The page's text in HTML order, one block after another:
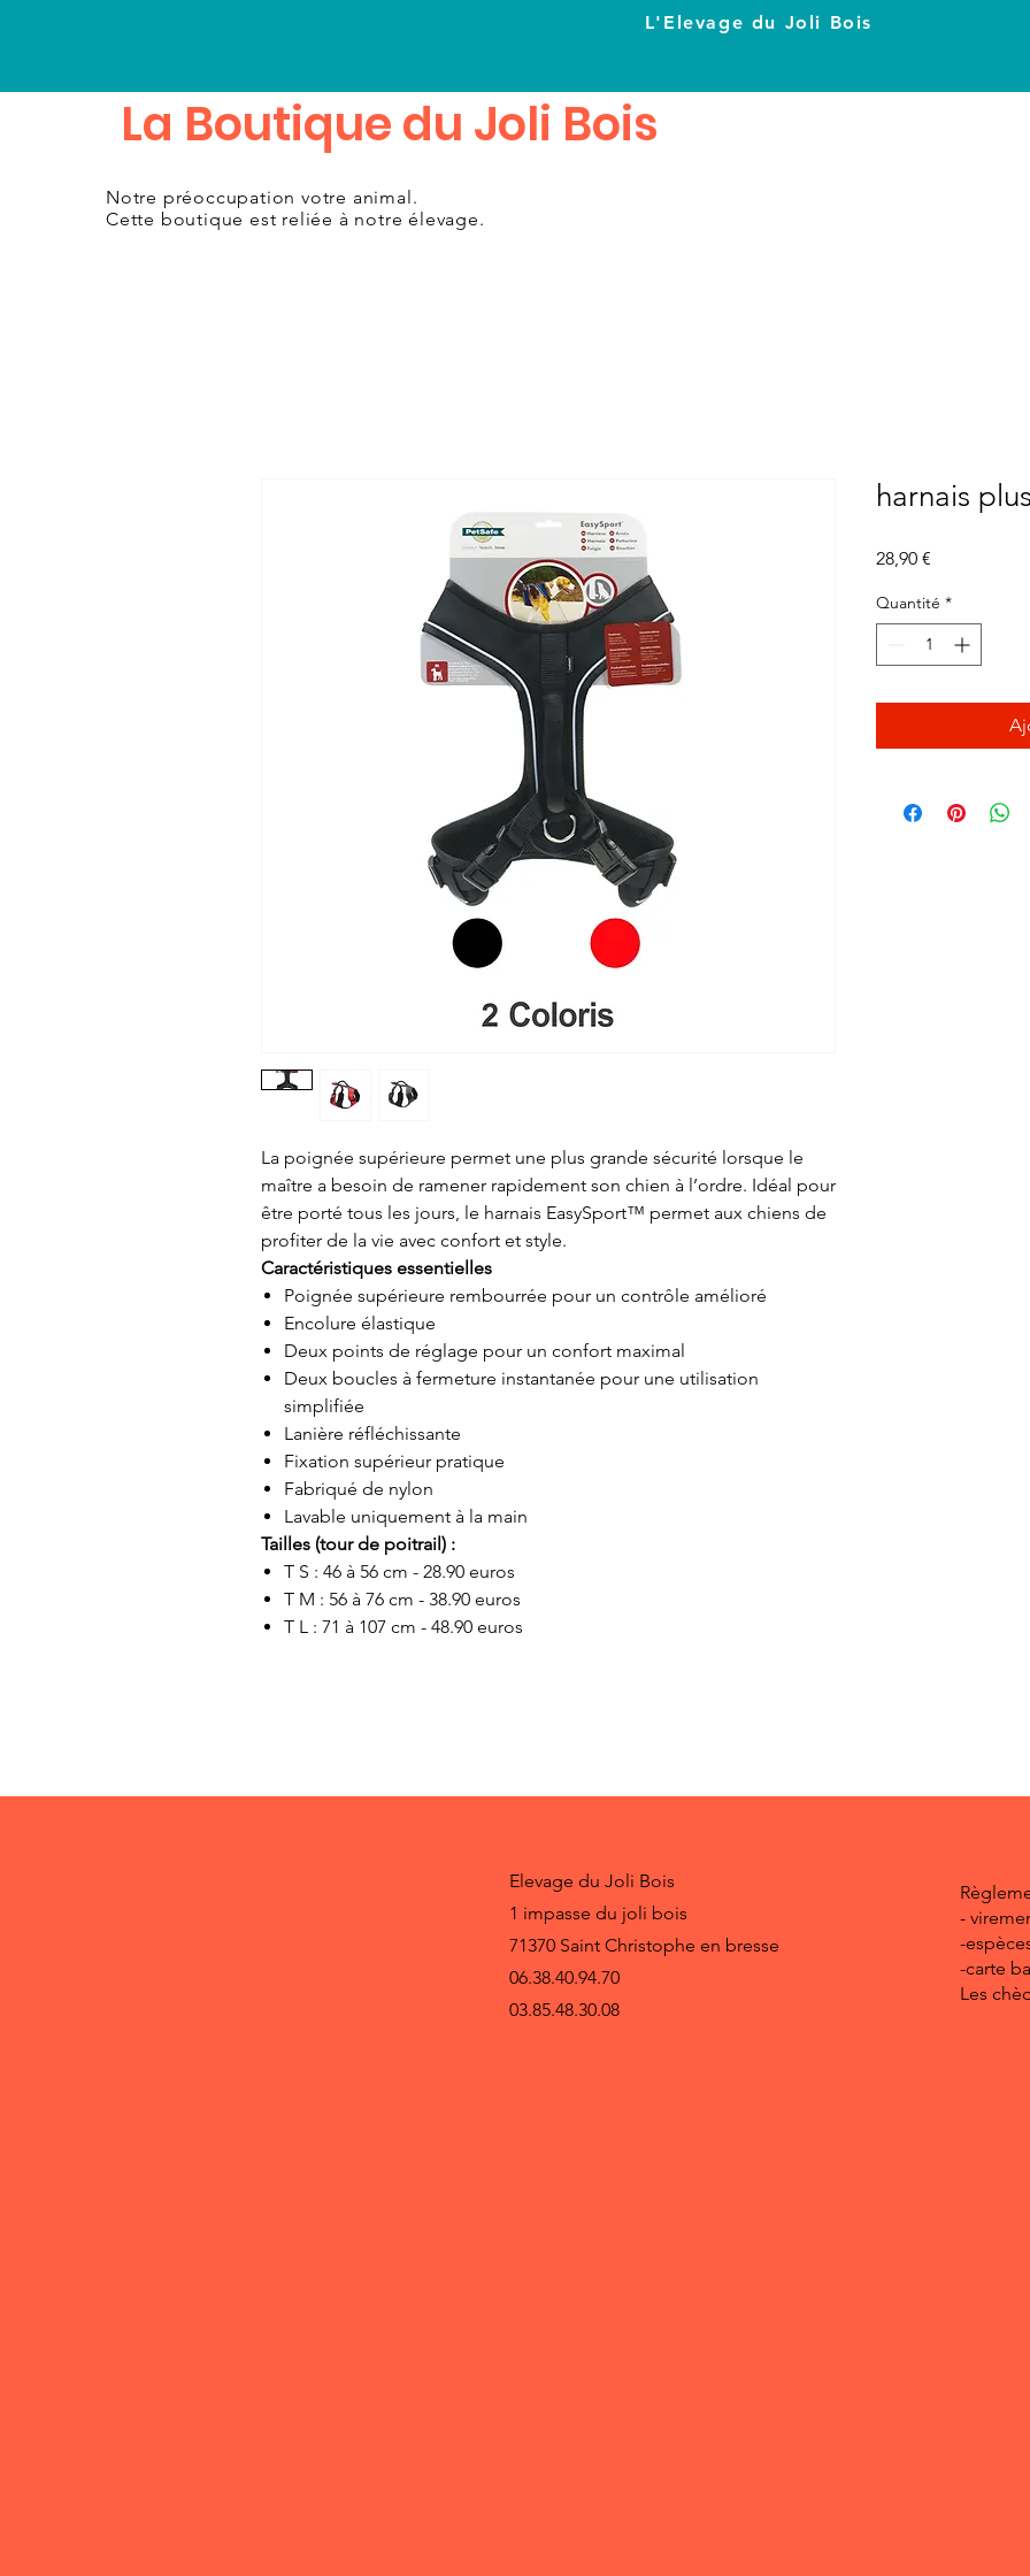
L'Elevage du Joli Bois
La Boutique du Joli Bois
Notre préoccupation votre animal.
Cette boutique est reliée à notreélevage.
La poignée supérieure permet une plus grande sécurité lorsque le
maître a besoin de ramener rapidement son chien à l’ordre. Idéal pour
être porté tous les jours, le harnais EasySport™ permet aux chiens de
profiter de la vie avec confort et style.
Caractéristiques essentielles
Poignée supérieure rembourrée pour un contrôle amélioré
Encolure élastique
Deux points de réglage pour un confort maximal
Deux boucles à fermeture instantanée pour une utilisation
simplifiée
Lanière réfléchissante
Fixation supérieur pratique
Fabriqué de nylon
Lavable uniquement à la main
Tailles (tour de poitrail) :
T S : 46 à 56 cm - 28.90 euros
T M : 56 à 76 cm - 38.90 euros
T L : 71 à 107 cm - 48.90 euros
harnais
28,90 €
Quantité *
Elevage du Joli Bois
1 impasse du joli bois
71370 Saint Christophe en bresse
06.38.40.94.70
03.85.48.30.08
-
-
-carte
Les